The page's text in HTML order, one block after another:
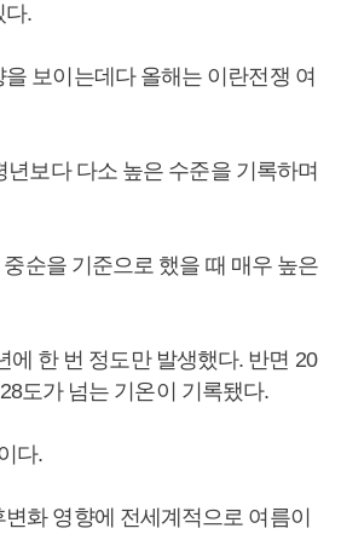
다.
보이는데다 올해는 이란전쟁 여
보다 다소 높은 수준을 기록하며
순을 기준으로 했을 때 매우 높은
에 한 번 정도만 발생했다. 반면 20
도가 넘는 기온이 기록됐다.
다.
화 영향에 전세계적으로 여름이